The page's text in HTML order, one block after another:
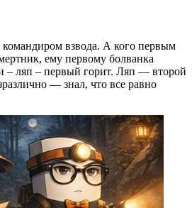
взвода. А кого первым
ему первому болванка
– ляп – первый горит. Ляп — второй
— знал, что все равно